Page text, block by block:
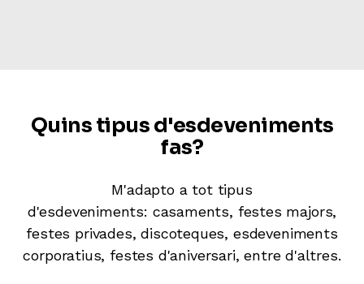
Quins tipus d'esdeveniments
fas?
M'adapto a tot tipus
d'esdeveniments: casaments, festes majors,
festes privades, discoteques, esdeveniments
corporatius, festes d'aniversari, entre d'altres.